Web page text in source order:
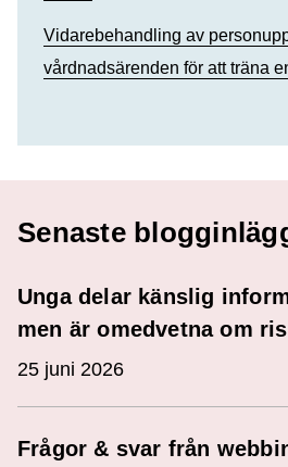
Vidarebehandling av
vårdnadsärenden för att träna
Senaste
Unga delar känslig
men är omedvetna om
25 juni 2026
Frågor & svar från